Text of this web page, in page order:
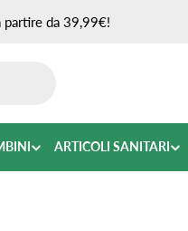
partire da 39,99€!
ARTICOLI SANITARI